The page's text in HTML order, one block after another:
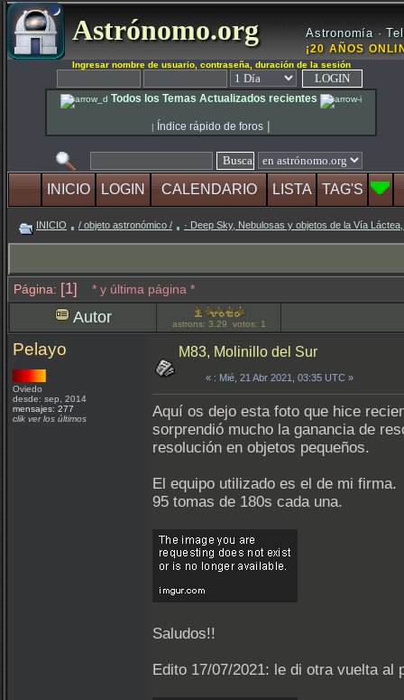
Astrónomo.org Astronomía ·
¡20 AÑOS
Ingresar nombre de usuario, contraseña, duración de la sesión
Todos los Temas Actualizados recientes
| Índice rápido de foros |
INICIO LOGIN CALENDARIO LISTA TAG'S
INICIO / objeto astronómico / · Deep Sky, Nebulosas y objetos de la Vía
Página: [1] * y última página *
Autor astrons: 3.29 votos: 1
Pelayo
Oviedo
desde: sep, 2014
mensajes: 277
clik ver los últimos
M83, Molinillo del Sur
« : Mié, 21 Abr 2021, 03:35 UTC »
Aquí os dejo esta foto que hice
sorprendió mucho la ganancia de
resolución en objetos pequeños.
El equipo utilizado es el de mi firma.
95 tomas de 180s cada una.
Saludos!!
Edito 17/07/2021: le di otra vuelta al